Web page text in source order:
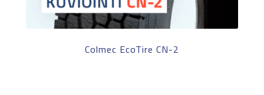
Colmec EcoTire CN-2